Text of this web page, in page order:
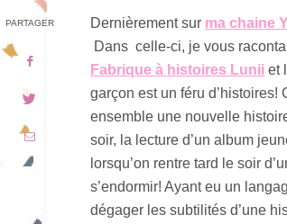
Dernièrement sur ma chaine
Dans celle-ci, je vous
Fabrique à histoires Lunii et
garçon est un féru d’histoires!
ensemble une nouvelle
soir, la lecture d’un album
lorsqu’on rentre tard le soir
s’endormir! Ayant eu un
dégager les subtilités d’une
PARTAGER